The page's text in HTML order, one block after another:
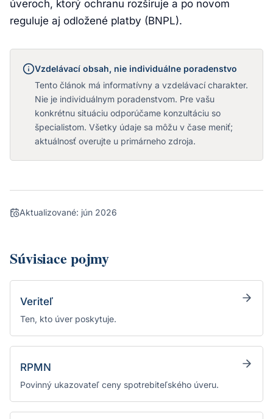
úveroch, ktorý ochranu rozširuje a po novom
reguluje aj odložené platby (BNPL).
Vzdelávací obsah, nie individuálne poradenstvo
Tento článok má informatívny a vzdelávací charakter.
Nie je individuálnym poradenstvom. Pre vašu
konkrétnu situáciu odporúčame konzultáciu so
špecialistom. Všetky údaje sa môžu v čase meniť;
aktuálnosť overujte u primárneho zdroja.
Aktualizované: jún 2026
Súvisiace pojmy
Veriteľ
Ten, kto úver poskytuje.
RPMN
Povinný ukazovateľ ceny spotrebiteľského úveru.